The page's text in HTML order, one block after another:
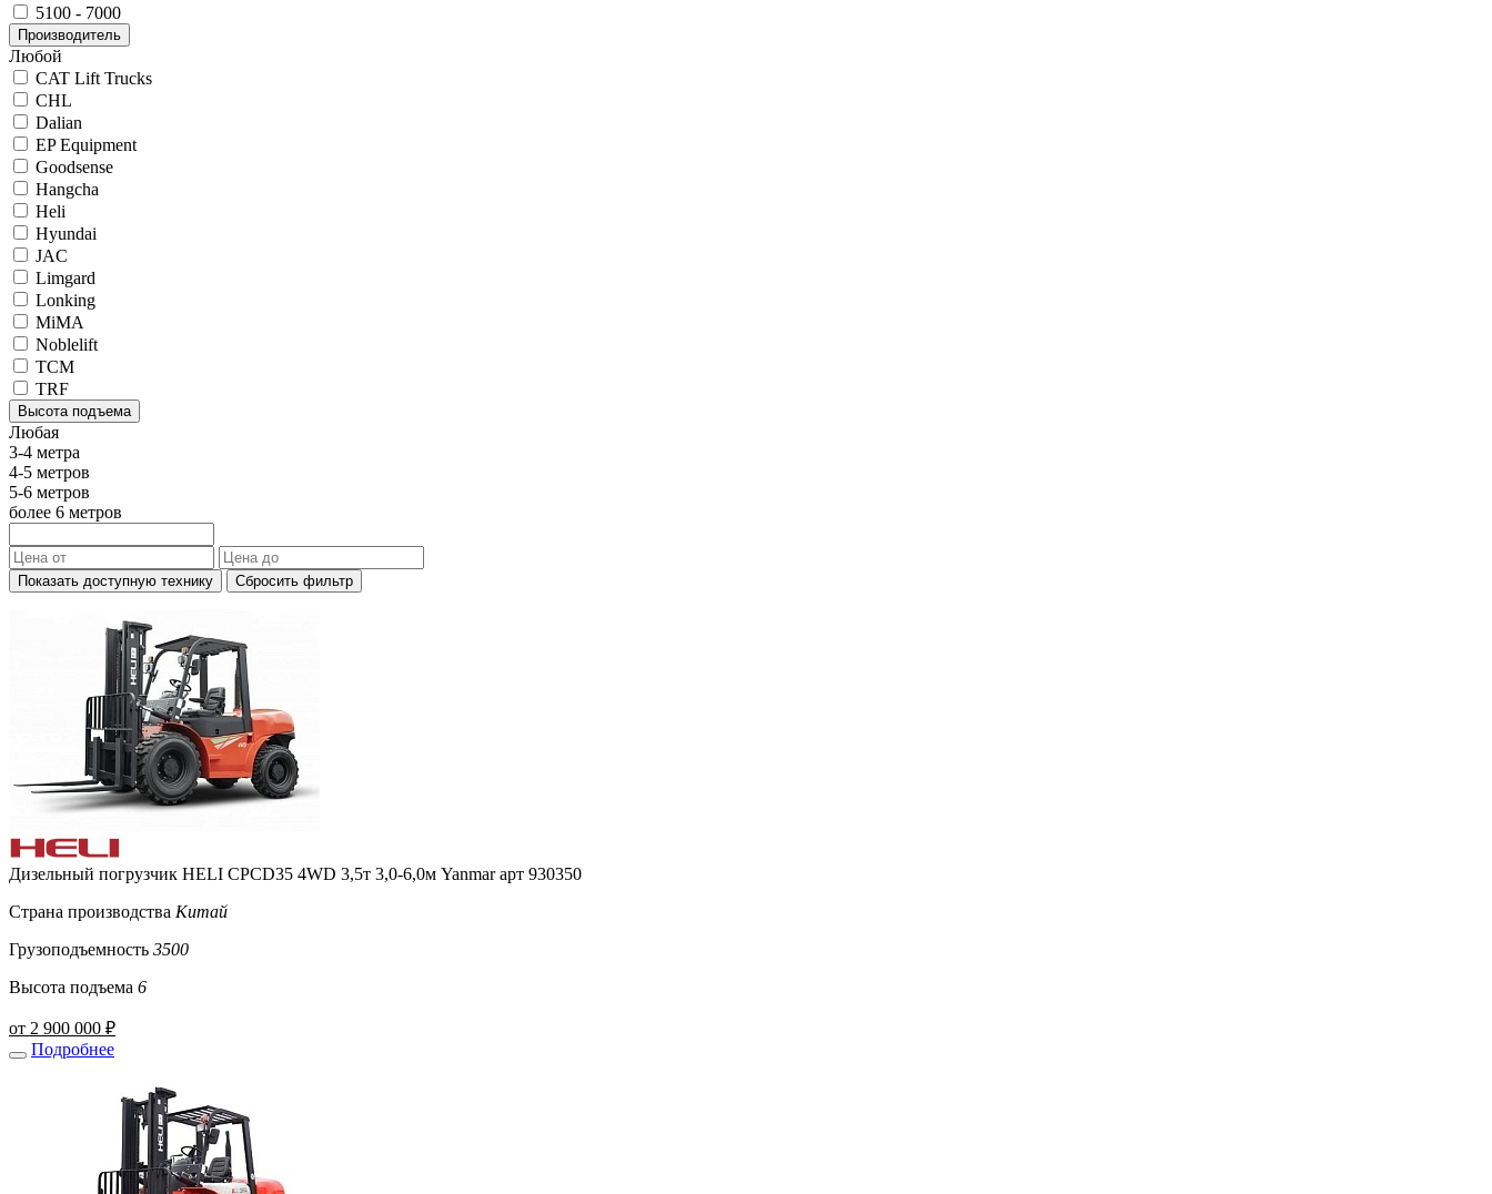
5100 - 7000
Производитель
Любой
CAT Lift Trucks
CHL
Dalian
EP Equipment
Goodsense
Hangcha
Heli
Hyundai
JAC
Limgard
Lonking
MiMA
Noblelift
TCM
TRF
Высота подъема
Любая
3-4 метра
4-5 метров
5-6 метров
более 6 метров
Показать доступную технику Сбросить фильтр
Дизельный погрузчик HELI CPCD35 4WD 3,5т 3,0-6,0м Yanmar арт 930350
Страна производства Китай
Грузоподъемность 3500
Высота подъема 6
от 2 900 000 ₽
Подробнее